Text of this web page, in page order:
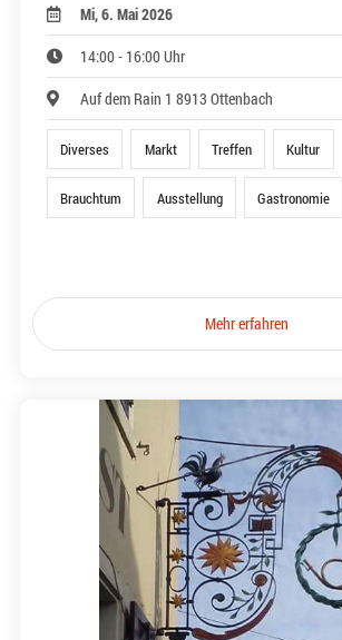
Mi, 6. Mai 2026
14:00 - 16:00 Uhr
Auf dem Rain 1 8913 Ottenbach
Diverses Markt Treffen Kultur
Brauchtum Ausstellung Gastronomie
Mehr erfahren